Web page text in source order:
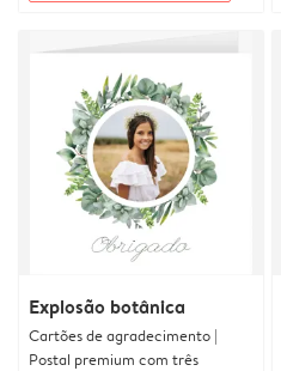
Explosão botânica
Cartões de agradecimento |
Postal premium com três